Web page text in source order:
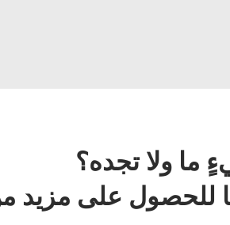
ولا تجده؟
للحصول على مزيد